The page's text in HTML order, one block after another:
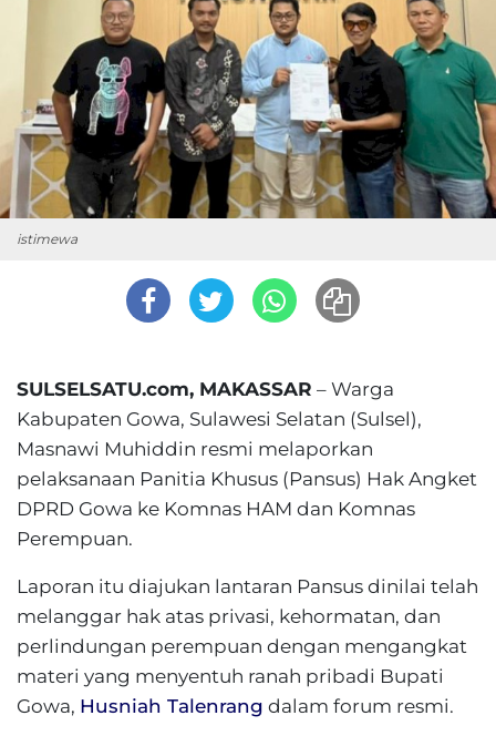
istimewa
SULSELSATU.com, MAKASSAR – Warga
Kabupaten Gowa, Sulawesi Selatan (Sulsel),
Masnawi Muhiddin resmi melaporkan
pelaksanaan Panitia Khusus (Pansus) Hak Angket
DPRD Gowa ke Komnas HAM dan Komnas
Perempuan.
Laporan itu diajukan lantaran Pansus dinilai telah
melanggar hak atas privasi, kehormatan, dan
perlindungan perempuan dengan mengangkat
materi yang menyentuh ranah pribadi Bupati
Gowa, Husniah Talenrang dalam forum resmi.